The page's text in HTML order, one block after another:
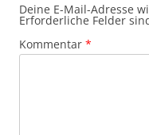
Deine E-Mail-Adresse
Erforderliche Felder
Kommentar *